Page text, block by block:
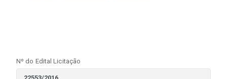
Nº do Edital Licitação